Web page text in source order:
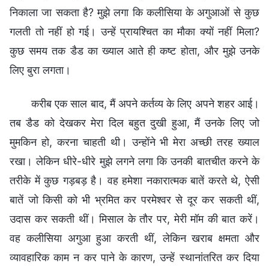
निकाला जा सकता है? मुझे लगा कि कलीसिया के अगुआओं से कुछ
गलती तो नहीं हो गई। उन्हें प्रायश्चित का मौका क्यों नहीं मिला?
कुछ समय तक डैड का ख्याल आते ही कष्ट होता, और मुझे उनके
लिए बुरा लगता।
करीब एक साल बाद, मैं अपने कर्तव्य के लिए अपने शहर आई।
तब डैड को देखकर मेरा दिल बहुत दुखी हुआ, मैं उनके लिए जो
मुमकिन हो, करना चाहती थी। उन्होंने भी मेरा अच्छी तरह ख्याल
रखा। लेकिन धीरे-धीरे मुझे लगने लगा कि उनकी बातचीत करने के
तरीके में कुछ गड़बड़ है। वह हमेशा नकारात्मक बातें करते थे, ऐसी
बातें जो किसी को भी भ्रमित कर परमेश्वर से दूर कर सकती थीं,
उदास कर सकती थीं। मिसाल के तौर पर, मेरी मॉम की बात करें।
वह कलीसिया अगुआ हुआ करती थीं, लेकिन खराब क्षमता और
व्यावहारिक काम न कर पाने के कारण, उन्हें स्थानांतरित कर दिया